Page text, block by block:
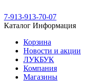
7-913-913-70-07
Каталог Информация
Корзина
Новости и акции
ЛУКБУК
Компания
Магазины